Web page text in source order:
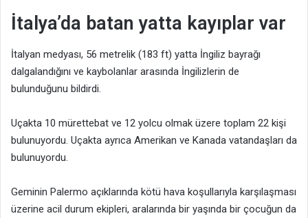
İtalya’da batan yatta kayıplar var
İtalyan medyası, 56 metrelik (183 ft) yatta İngiliz bayrağı
dalgalandığını ve kaybolanlar arasında İngilizlerin de
bulunduğunu bildirdi.
Uçakta 10 mürettebat ve 12 yolcu olmak üzere toplam 22 kişi
bulunuyordu. Uçakta ayrıca Amerikan ve Kanada vatandaşları da
bulunuyordu.
Geminin Palermo açıklarında kötü hava koşullarıyla karşılaşması
üzerine acil durum ekipleri, aralarında bir yaşında bir çocuğun da